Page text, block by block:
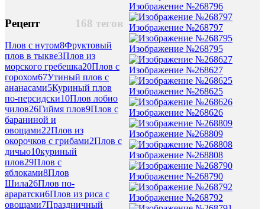
168 тегов
Рецепт
Плов с нутом8Фруктовый
плов в тыкве3Плов из
морского гребешка20Плов с
горохом67Утиный плов с
ананасами5Куриный плов
по-персидски10Плов лобио
чилов26Гиймя плов9Плов с
бараниной и
овощами22Плов из
окорочков с грибами2Плов с
дичью10куриный
плов29Плов с
яблоками8Плов
Шила26Плов по-
араратски6Плов из риса с
овощами7Праздничный
Изображение №268796
Изображение №268797
Изображение №268795
Изображение №268627
Изображение №268625
Изображение №268626
Изображение №268809
Изображение №268808
Изображение №268790
Изображение №268792